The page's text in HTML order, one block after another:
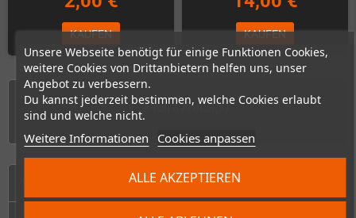
Unsere Webseite benötigt für einige Funktionen Cookies,
weitere Cookies von Drittanbietern helfen uns, unser
Angebot zu verbessern.
Du kannst jederzeit bestimmen, welche Cookies erlaubt
sind und welche nicht.
Weitere Informationen Cookies anpassen
ALLE AKZEPTIEREN
KAUFEN KAUFEN
1 - 6 von 6 Artikel(n)